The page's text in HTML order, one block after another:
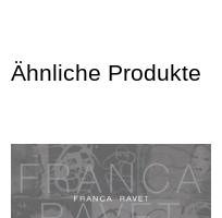
Ähnliche Produkte